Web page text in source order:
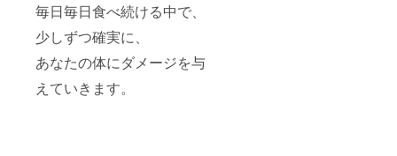
毎日毎日食べ続ける中で、
少しずつ確実に、
あなたの体にダメージを与
えていきます。